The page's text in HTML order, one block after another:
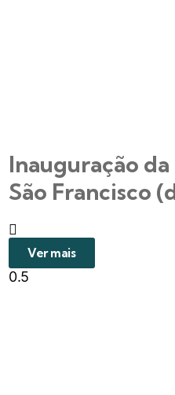
Inauguração
São Francisco
Ver mais